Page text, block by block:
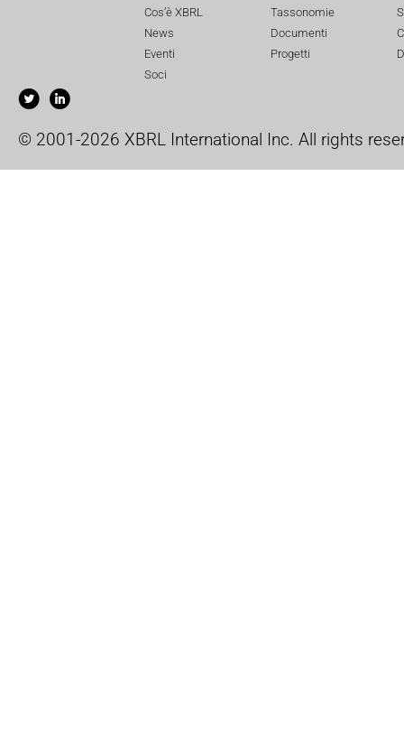
Cos’è XBRL
News
Eventi
Soci
Tassonomie
Documenti
Progetti
© 2001-2026 XBRL International Inc. All rights